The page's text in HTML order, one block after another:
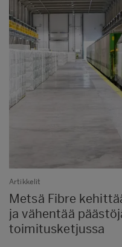
Artikkelit
Metsä Fibre
ja vähentää
toimitusketjussa